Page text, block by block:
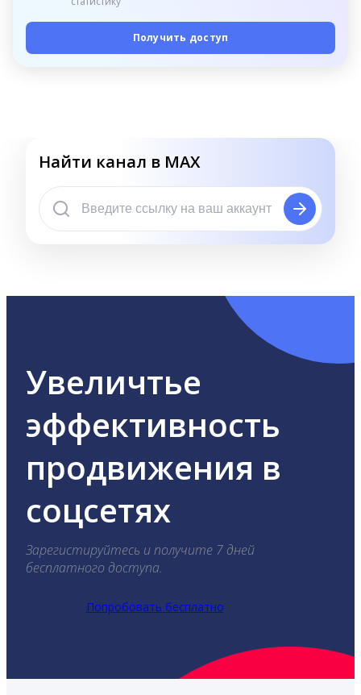
Получить доступ
Найти канал в MAX
Увеличтье
эффективность
продвижения в
соцсетях
Зарегистируйтесь и получите 7 дней
бесплатного доступа.
Попробовать бесплатно